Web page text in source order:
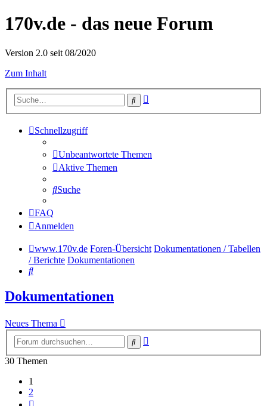
170v.de - das neue Forum
Version 2.0 seit 08/2020
Zum Inhalt
Suche
Schnellzugriff
Unbeantwortete Themen
Aktive Themen
Suche
FAQ
Anmelden
www.170v.de Foren-Übersicht Dokumentationen / Tabellen
/ Berichte Dokumentationen
Suche
Dokumentationen
Neues Thema
Suche
30 Themen
1
2